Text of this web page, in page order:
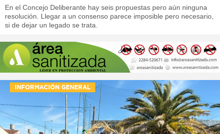
En el Concejo Deliberante hay seis propuestas pero aún ninguna
resolución. Llegar a un consenso parece imposible pero necesario,
si de dejar un legado se trata.
INFORMACIÓN GENERAL